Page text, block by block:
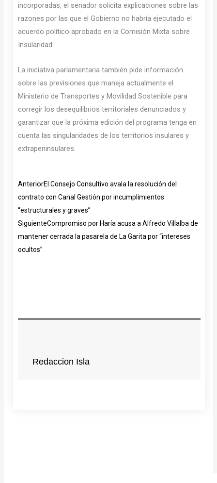
incorporadas, el senador solicita explicaciones sobre las
razones por las que el Gobierno no habría ejecutado el
acuerdo político aprobado en la Comisión Mixta sobre
Insularidad.
La iniciativa parlamentaria también pide información
sobre las previsiones que maneja actualmente el
Ministerio de Transportes y Movilidad Sostenible para
corregir los desequilibrios territoriales denunciados y
garantizar que la próxima edición del programa tenga en
cuenta las singularidades de los territorios insulares y
extrapeninsulares.
Ant
AnteriorEl Consejo Consultivo avala la resolución del
contrato con Canal Gestión por incumplimientos
“estructurales y graves”
SiguienteCompromiso por Haría acusa a Alfredo Villalba de
mantener cerrada la pasarela de La Garita por “intereses
ocultos”
Siguiente
Redaccion Isla